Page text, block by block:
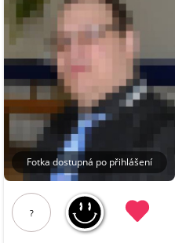
Fotka dostupná po přihlášení
?